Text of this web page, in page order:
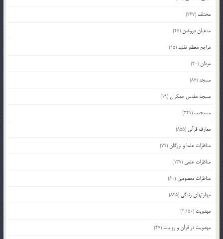
مختلف (367)
مدعیان دروغین (25)
مراجع معظم تقلید(15)
مردان(40)
مسجد(87)
مسجد مقدس جمکران(19)
مسیحیت (229)
معارف قرآنی (855)
مناظرات علما و بزرگان(79)
مناظرات علمی (139)
مناظرات معصومین (60)
مهارتهای زندگی (845)
مهدویت (2,150)
مهدویت در قرآن و روایات (47)